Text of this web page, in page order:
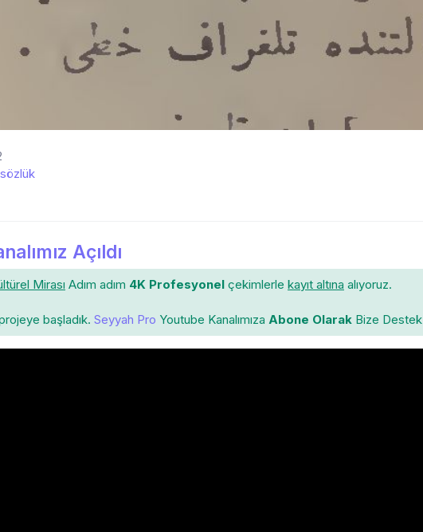
Açıldı
Mirası Adım adım 4K Profesyonel çekimlerle kayıt altına alıyoruz.
başladık. Seyyah Pro Youtube Kanalımıza Abone Olarak Bize Destek